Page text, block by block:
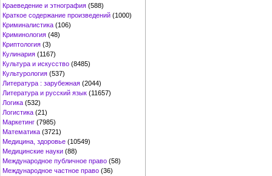
Краеведение и этнография (588)
Краткое содержание произведений (1000)
Криминалистика (106)
Криминология (48)
Криптология (3)
Кулинария (1167)
Культура и искусство (8485)
Культурология (537)
Литература : зарубежная (2044)
Литература и русский язык (11657)
Логика (532)
Логистика (21)
Маркетинг (7985)
Математика (3721)
Медицина, здоровье (10549)
Медицинские науки (88)
Международное публичное право (58)
Международное частное право (36)